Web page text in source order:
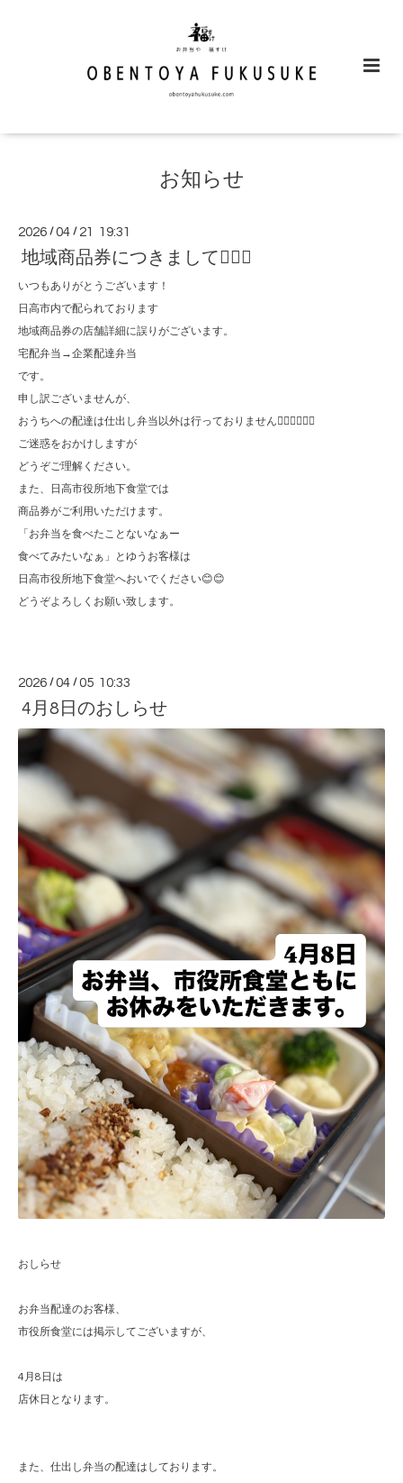
お知らせ
2026 /04 / 21 19:31
地域商品券につきまして🙇🏻‍♀️
いつもありがとうございます！
日高市内で配られております
地域商品券の店舗詳細に誤りがございます。
宅配弁当→企業配達弁当
です。
申し訳ございませんが、
おうちへの配達は仕出し弁当以外は行っておりません🙇🏻‍♀️🙇🏻‍♀️
ご迷惑をおかけしますが
どうぞご理解ください。
また、日高市役所地下食堂では
商品券がご利用いただけます。
「お弁当を食べたことないなぁー
食べてみたいなぁ」とゆうお客様は
日高市役所地下食堂へおいでください😊😊
どうぞよろしくお願い致します。
2026 /04 /05 10:33
4月8日のおしらせ
おしらせ
お弁当配達のお客様、
市役所食堂には掲示してございますが、
4月8日は
店休日となります。
また、仕出し弁当の配達はしております。